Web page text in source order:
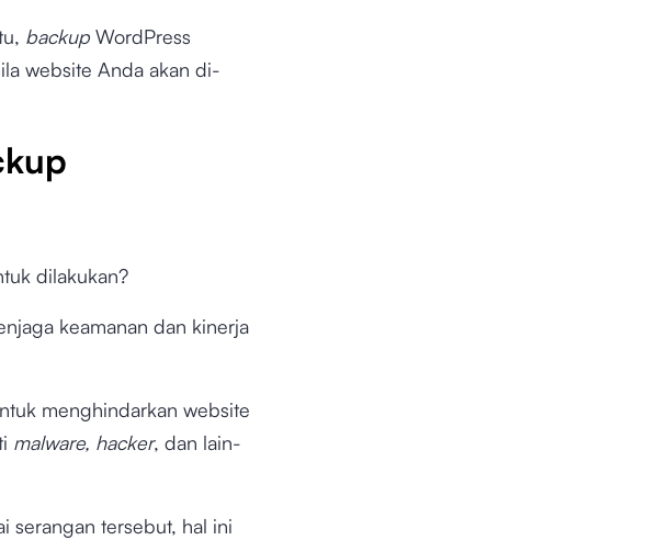
backup WordPress
website Anda akan di-
dilakukan?
keamanan dan kinerja
menghindarkan website
malware, hacker, dan lain-
serangan tersebut, hal ini